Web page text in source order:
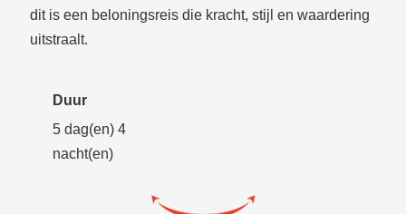
dit is een beloningsreis die kracht, stijl en waardering
uitstraalt.
Duur
5 dag(en) 4
nacht(en)